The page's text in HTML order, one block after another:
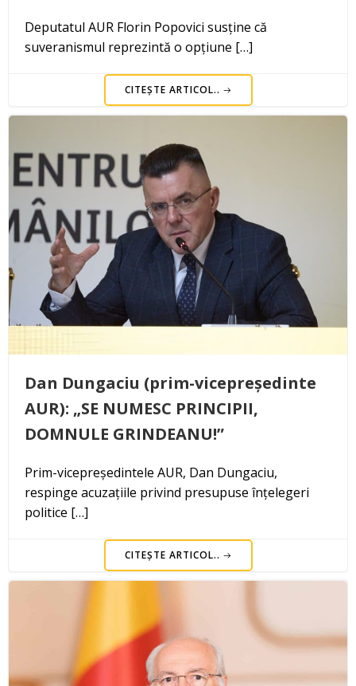
Deputatul AUR Florin Popovici susține că
suveranismul reprezintă o opțiune […]
CITEȘTE ARTICOL..
Dan Dungaciu (prim-vicepreședinte
AUR): „SE NUMESC PRINCIPII,
DOMNULE GRINDEANU!”
Prim-vicepreședintele AUR, Dan Dungaciu,
respinge acuzațiile privind presupuse înțelegeri
politice […]
CITEȘTE ARTICOL..